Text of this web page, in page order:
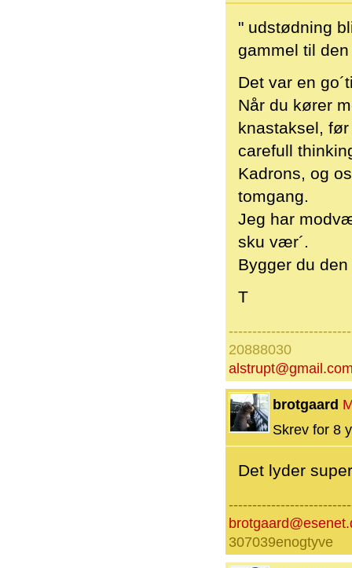
" udstødning
gammel til
Det var en
Når du kører
knastaksel,
carefull
Kadrons, og
tomgang.
Jeg har
sku vær´.
Bygger du
T
20888030
brotgaard
Skrev for 8
Det lyder
307039enogtyve